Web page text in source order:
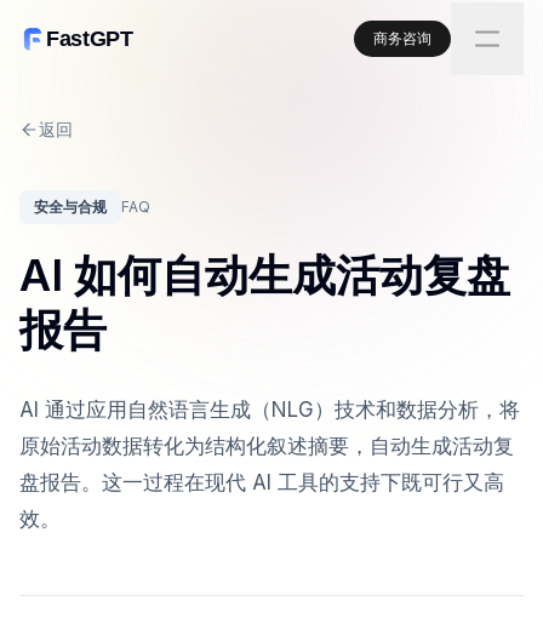
FastGPT 商务咨询
返回
安全与合规 FAQ
AI 如何自动生成活动复盘
报告
AI 通过应用自然语言生成（NLG）技术和数据分析，将
原始活动数据转化为结构化叙述摘要，自动生成活动复
盘报告。这一过程在现代 AI 工具的支持下既可行又高
效。